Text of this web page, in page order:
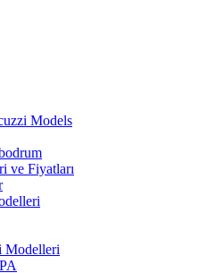
Models
ve Fiyatları
Modelleri